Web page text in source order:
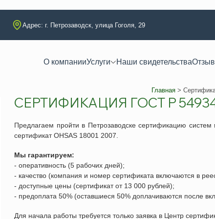
Адрес: г. Петрозаводск, улица Гоголя, 29
О компанииУслуги
Повышение квалификации
Строительство
Проектирование
Инженерные изыскания
Реставрация
Экологическая безопасность
Радиационная безопасность
Пожарная безопасность
Техлабораторные
Разработка
Услуги
Изготовление КСС
Техническое
Наши свидетельства
Главная >
СЕРТИФИКАЦИЯ ГОСТ Р
Предлагаем пройти в Петрозаводскесертификацию систем
сертификатOHSAS 18001 2007
Мы гарантируем:
- оперативность (5 рабочих дней);
- качество (компания и номер сертификата включаются в
- доступные цены (сертификат от 13 000 рублей);
- предоплата 50% (оставшиеся 50% доплачиваются после
Для начала работы требуется только заявка в Центр